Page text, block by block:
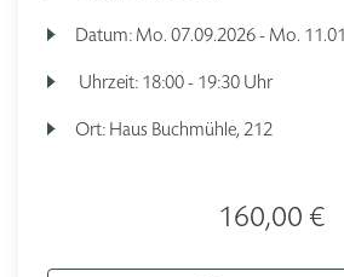
Datum: Mo. 07.09.2026 - Mo.
Uhrzeit: 18:00 - 19:30 Uhr
Ort: Haus Buchmühle, 212
160,00 €